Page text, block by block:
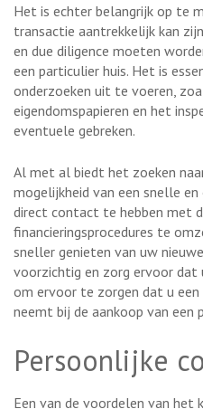
Het is echter belangrijk op te
transactie aantrekkelijk kan
en due diligence moeten
een particulier huis. Het is
onderzoeken uit te voeren,
eigendomspapieren en het
eventuele gebreken.
Al met al biedt het zoeken
mogelijkheid van een snelle
direct contact te hebben met
financieringsprocedures te
sneller genieten van uw
voorzichtig en zorg ervoor
om ervoor te zorgen dat u
neemt bij de aankoop van een
Persoonlijke
Een van de voordelen van het